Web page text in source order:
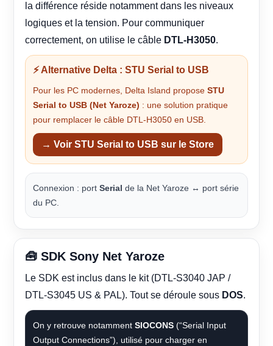
la différence réside notamment dans les niveaux
logiques et la tension. Pour communiquer
correctement, on utilise le câble DTL-H3050.
⚡ Alternative Delta : STU Serial to USB
Pour les PC modernes, Delta Island propose STU
Serial to USB (Net Yaroze) : une solution pratique
pour remplacer le câble DTL-H3050 en USB.
→ Voir STU Serial to USB sur le Store
Connexion : port Serial de la Net Yaroze ↔ port série
du PC.
🧰 SDK Sony Net Yaroze
Le SDK est inclus dans le kit (DTL-S3040 JAP /
DTL-S3045 US & PAL). Tout se déroule sous DOS.
On y retrouve notamment SIOCONS (“Serial Input
Output Connections”), utilisé pour charger en